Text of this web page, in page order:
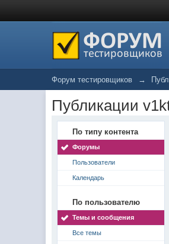
Форум тестировщиков →
Публикации
По типу контента
Форумы
Пользователи
Календарь
По пользователю
Темы и сообщения
Все темы